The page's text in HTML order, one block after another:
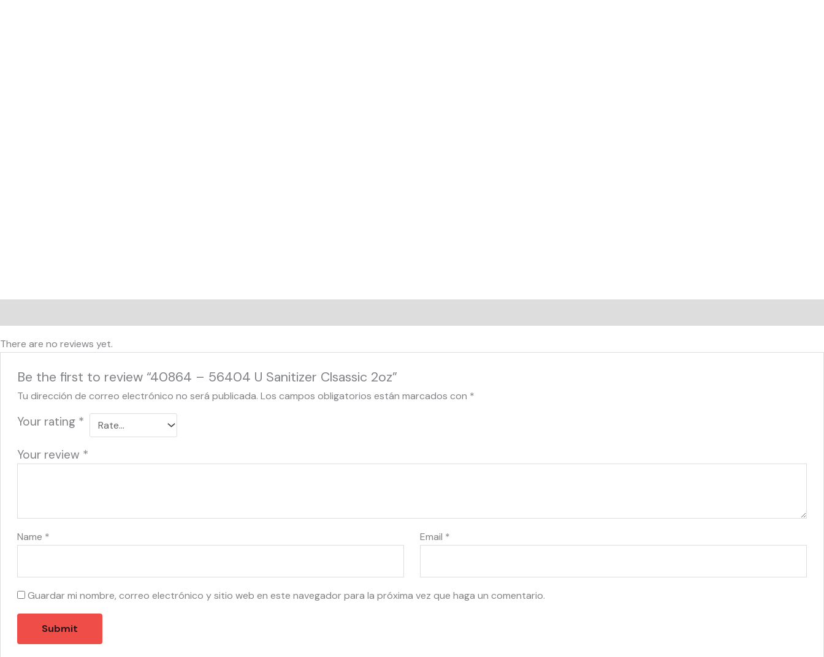
There are no reviews yet.
Be the first to review “40864 – 56404 U Sanitizer Clsassic 2oz”
Tu dirección de correo electrónico no será publicada. Los campos obligatorios están marcados con *
Your rating *
Your review *
Name * Email *
Guardar mi nombre, correo electrónico y sitio web en este navegador para la próxima vez que haga un comentario.